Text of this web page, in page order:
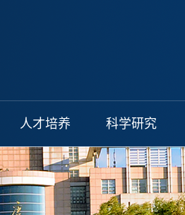
人才培养 科学研究